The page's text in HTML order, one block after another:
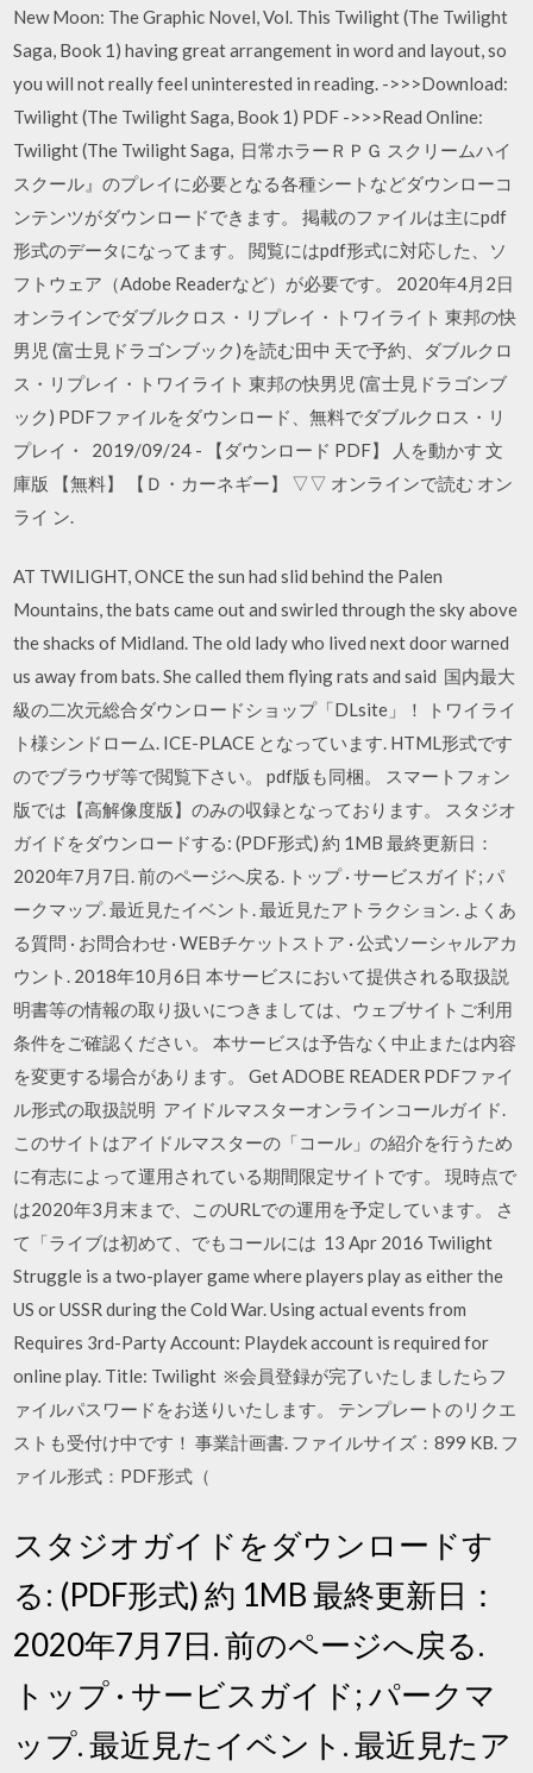
New Moon: The Graphic Novel, Vol. This Twilight (The Twilight
Saga, Book 1) having great arrangement in word and layout, so
you will not really feel uninterested in reading. ->>>Download:
Twilight (The Twilight Saga, Book 1) PDF ->>>Read Online:
Twilight (The Twilight Saga, 日常ホラーＲＰＧ スクリームハイ
スクール』のプレイに必要となる各種シートなどダウンローコ
ンテンツがダウンロードできます。 掲載のファイルは主にpdf
形式のデータになってます。 閲覧にはpdf形式に対応した、ソ
フトウェア（Adobe Readerなど）が必要です。 2020年4月2日
オンラインでダブルクロス・リプレイ・トワイライト 東邦の快
男児 (富士見ドラゴンブック)を読む田中 天で予約、ダブルクロ
ス・リプレイ・トワイライト 東邦の快男児 (富士見ドラゴンブ
ック) PDFファイルをダウンロード、無料でダブルクロス・リ
プレイ・ 2019/09/24 - 【ダウンロード PDF】 人を動かす 文
庫版 【無料】 【Ｄ・カーネギー】 ▽▽ オンラインで読む オン
ライ ン.
AT TWILIGHT, ONCE the sun had slid behind the Palen
Mountains, the bats came out and swirled through the sky above
the shacks of Midland. The old lady who lived next door warned
us away from bats. She called them flying rats and said 国内最大
級の二次元総合ダウンロードショップ「DLsite」！ トワイライ
ト様シンドローム. ICE-PLACE となっています. HTML形式です
のでブラウザ等で閲覧下さい。 pdf版も同梱。 スマートフォン
版では【高解像度版】のみの収録となっております。 スタジオ
ガイドをダウンロードする: (PDF形式) 約 1MB 最終更新日：
2020年7月7日. 前のページへ戻る. トップ · サービスガイド; パ
ークマップ. 最近見たイベント. 最近見たアトラクション. よくあ
る質問 · お問合わせ · WEBチケットストア · 公式ソーシャルアカ
ウント. 2018年10月6日 本サービスにおいて提供される取扱説
明書等の情報の取り扱いにつきましては、ウェブサイトご利用
条件をご確認ください。 本サービスは予告なく中止または内容
を変更する場合があります。 Get ADOBE READER PDFファイ
ル形式の取扱説明 アイドルマスターオンラインコールガイド.
このサイトはアイドルマスターの「コール」の紹介を行うため
に有志によって運用されている期間限定サイトです。 現時点で
は2020年3月末まで、このURLでの運用を予定しています。 さ
て「ライブは初めて、でもコールには 13 Apr 2016 Twilight
Struggle is a two-player game where players play as either the
US or USSR during the Cold War. Using actual events from
Requires 3rd-Party Account: Playdek account is required for
online play. Title: Twilight ※会員登録が完了いたしましたらフ
ァイルパスワードをお送りいたします。 テンプレートのリクエ
ストも受付け中です！ 事業計画書. ファイルサイズ：899 KB. フ
ァイル形式：PDF形式（
スタジオガイドをダウンロードす
る: (PDF形式) 約 1MB 最終更新日：
2020年7月7日. 前のページへ戻る.
トップ · サービスガイド; パークマ
ップ. 最近見たイベント. 最近見たア